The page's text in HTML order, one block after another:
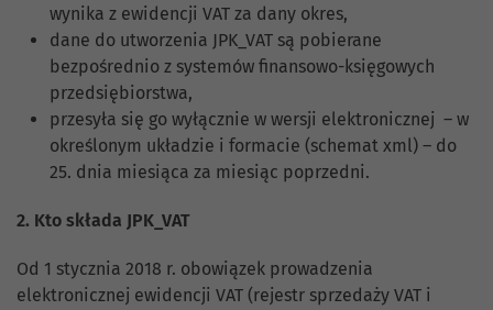
wynika z ewidencji VAT za dany okres,
dane do utworzenia JPK_VAT są pobierane
bezpośrednio z systemów finansowo-księgowych
przedsiębiorstwa,
przesyła się go wyłącznie w wersji elektronicznej – w
określonym układzie i formacie (schemat xml) – do
25. dnia miesiąca za miesiąc poprzedni.
2. Kto składa JPK_VAT
Od 1 stycznia 2018 r. obowiązek prowadzenia
elektronicznej ewidencji VAT (rejestr sprzedaży VAT i